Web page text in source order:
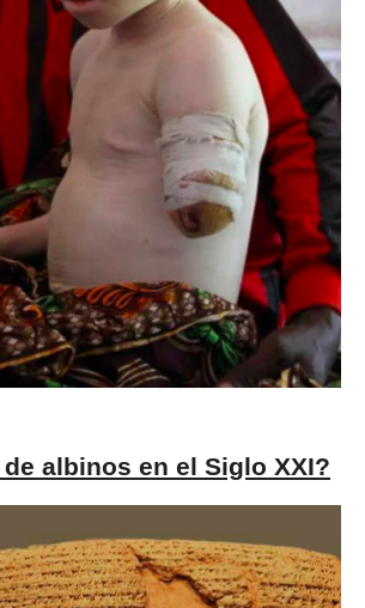
albinos en el Siglo XXI?